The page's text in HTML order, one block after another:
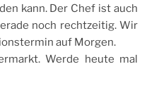
kann. Der Chef ist auch
noch rechtzeitig. Wir
auf Morgen.
Werde heute mal